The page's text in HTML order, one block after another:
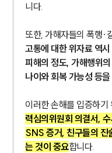
니다.
또한, 가해자들의 폭행·
고통에 대한 위자료 역
피해의 정도, 가해행위
나이와 회복 가능성 등
이러한 손해를 입증하
력심의위원회 의결서,
SNS 증거, 친구들의 진
는 것이 중요합니다.